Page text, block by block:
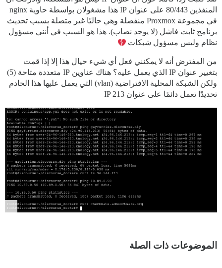
المنفذين 80/443 على عنوان IP هذا مشغولان بواسطة حاوية nginx
في مجموعة Proxmox منفصلة وهي حاليًا غير متصلة بسبب تحديث
برنامج ثابت فاشل (لا يوجد نصاب). هذا هو السبب في أنني مسؤول
نظام وليس مسؤول شبكات
من المفترض أنه لا يمكنني فعل أي شيء حيال هذا إلا إذا قمت
بتغيير عنوان IP الذي يعمل عليه؟ هناك عناوين IP متعددة متاحة (5)
ولكن الشبكة المحلية الافتراضية (vlan) التي يعمل عليها هذا الخادم
تحديدًا تعمل دائمًا على عنوان IP 213
الموضوعات ذات الصلة